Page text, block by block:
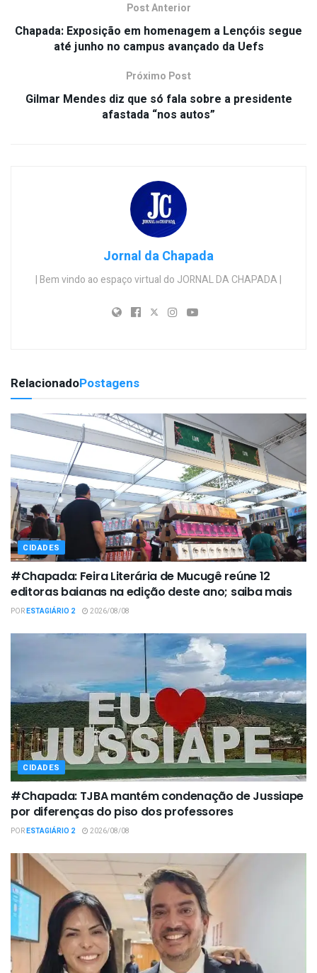
Post Anterior
Chapada: Exposição em homenagem a Lençóis segue
até junho no campus avançado da Uefs
Próximo Post
Gilmar Mendes diz que só fala sobre a presidente
afastada “nos autos”
Jornal da Chapada
| Bem vindo ao espaço virtual do JORNAL DA CHAPADA |
RelacionadoPostagens
CIDADES
#Chapada: Feira Literária de Mucugê reúne 12
editoras baianas na edição deste ano; saiba mais
PORESTAGIÁRIO 2 2026/08/08
CIDADES
#Chapada: TJBA mantém condenação de Jussiape
por diferenças do piso dos professores
PORESTAGIÁRIO 2 2026/08/08